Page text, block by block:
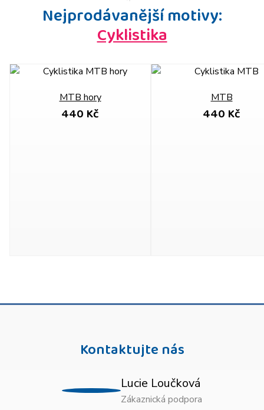
Nejprodávanější motivy:
Cyklistika
MTB hory
440 Kč
MTB
440 Kč
Kontaktujte nás
Lucie Loučková
Zákaznická podpora